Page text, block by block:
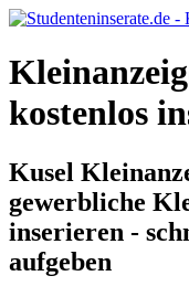
kostenlos
Kusel
gewerbliche
inserieren -
aufgeben